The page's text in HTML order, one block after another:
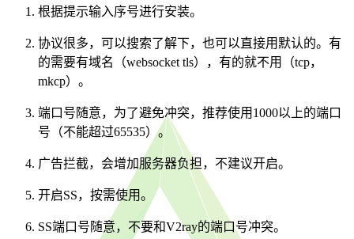
根据提示输入序号进行安装。
协议很多，可以搜索了解下，也可以直接用默认的。有
的需要有域名（websocket tls），有的就不用（tcp，
mkcp）。
端口号随意，为了避免冲突，推荐使用1000以上的端口
号（不能超过65535）。
广告拦截，会增加服务器负担，不建议开启。
开启SS，按需使用。
SS端口号随意，不要和V2ray的端口号冲突。